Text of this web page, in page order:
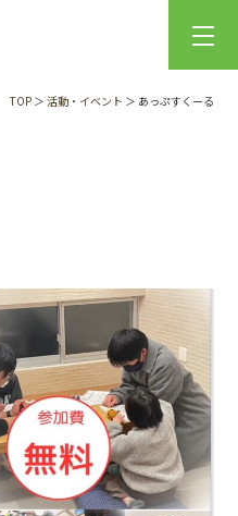
TOP＞ 活動・イベント ＞ あっぷすくーる